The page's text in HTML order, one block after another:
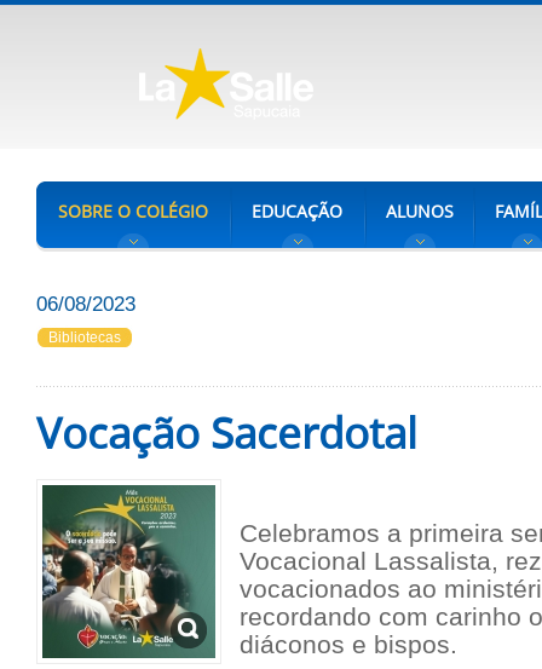
SOBRE O COLÉGIO EDUCAÇÃO ALUNOS
06/08/2023
Bibliotecas
Vocação Sacerdotal
Celebramos a primeira
Vocacional Lassalista,
vocacionados ao
recordando com carinho
diáconos e bispos.